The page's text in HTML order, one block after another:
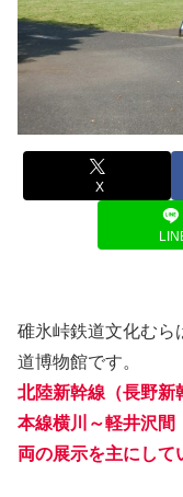
X
碓氷峠鉄道文化むら
道博物館です。
北陸新幹線（長野新
本線横川～軽井沢間
両の展示を主にして